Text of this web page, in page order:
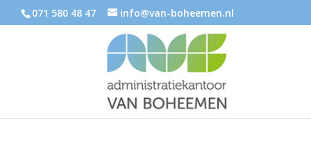
071 580 48 47 info@van-boheemen.nl